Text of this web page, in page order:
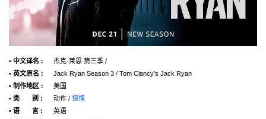
• 中文译名 :
杰克·莱恩 第三季 /
• 英文原名 :
Jack Ryan Season 3 / Tom Clancy’s Jack Ryan
• 制作地区 :
美国
• 类 别 :
动作 / 惊悚
• 语 言 :
英语